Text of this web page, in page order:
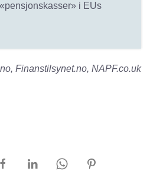
i EUs
Finanstilsynet.no, NAPF.co.uk